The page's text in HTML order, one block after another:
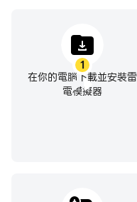
1
在你的電腦下載並安裝雷
電模擬器